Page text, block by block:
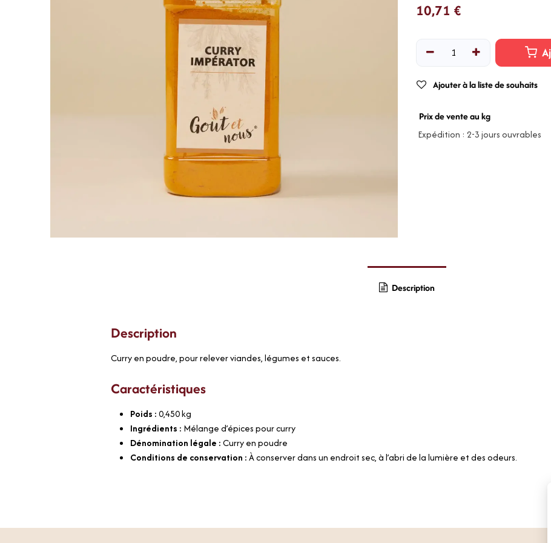
10,71 €
Ajouter à la liste de souhaits
Prix de vente au kg
Expédition : 2-3 jours ouvrables
Description
Description
Curry en poudre, pour relever viandes, légumes et sauces.
Caractéristiques
Poids :0,450kg
Ingrédients : Mélange d’épices pour curry
Dénomination légale :Curry en poudre
Conditions de conservation :À conserver dans un endroit sec, à l’abri de la lumière et des odeurs.